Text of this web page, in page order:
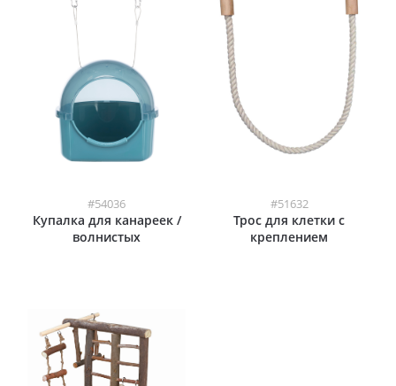
#54036
Купалка для канареек /
волнистых
#51632
Трос для клетки с
креплением